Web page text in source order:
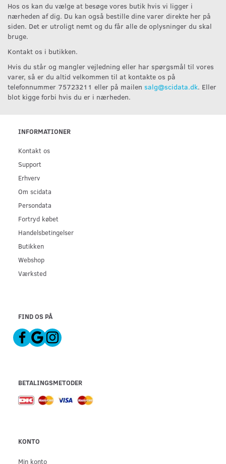
Hos os kan du vælge at besøge vores butik hvis vi ligger i
nærheden af dig. Du kan også bestille dine varer direkte her på
siden. Det er utroligt nemt og du får alle de oplysninger du skal
bruge.
Kontakt os i butikken.
Hvis du står og mangler vejledning eller har spørgsmål til vores
varer, så er du altid velkommen til at kontakte os på
telefonnummer 75723211 eller på mailen salg@scidata.dk. Eller
blot kigge forbi hvis du er i nærheden.
INFORMATIONER
Kontakt os
Support
Erhverv
Om scidata
Persondata
Fortryd købet
Handelsbetingelser
Butikken
Webshop
Værksted
FIND OS PÅ
BETALINGSMETODER
KONTO
Min konto